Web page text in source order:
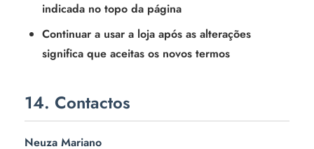
indicada no topo da página
Continuar a usar a loja após as alterações
significa que aceitas os novos termos
14. Contactos
Neuza Mariano